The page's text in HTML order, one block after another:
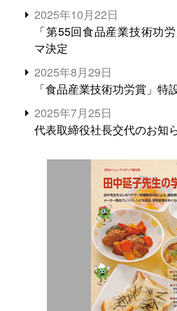
2025年10月22日
「第55回食品産業技術功
マ決定
2025年8月29日
「食品産業技術功労賞」
2025年7月25日
代表取締役社長交代のお知